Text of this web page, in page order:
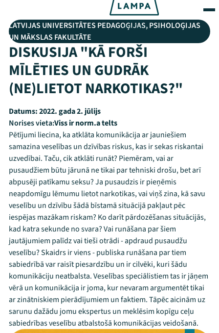
LATVIJAS UNIVERSITĀTES PEDAGOĢIJAS, PSIHOLOĢIJAS
UN MĀKSLAS FAKULTĀTE
DISKUSIJA "KĀ FORŠI
MĪLĒTIES UN GUDRĀK
(NE)LIETOT NARKOTIKAS?"
Datums:2022. gada 2. jūlijs
Norises vieta:Viss ir norm.a telts
Pētījumi liecina, ka atklāta komunikācija ar jauniešiem
samazina veselības un dzīvības riskus, kas ir sekas riskantai
uzvedībai. Taču, cik atklāti runāt? Piemēram, vai ar
pusaudžiem būtu jārunā ne tikai par tehniski drošu, bet arī
abpusēji patīkamu seksu? Ja pusaudzis ir pieņēmis
neapdomīgu lēmumu lietot narkotikas, vai viņš zina, kā savu
veselību un dzīvību šādā bīstamā situācijā pakļaut pēc
iespējas mazākam riskam? Ko darīt pārdozēšanas situācijās,
kad katra sekunde no svara? Vai runāšana par šiem
jautājumiem palīdz vai tieši otrādi - apdraud pusaudžu
veselību? Skaidrs ir viens - publiska runāšana par tiem
sabiedrībā var raisīt piesardzību un ir cilvēki, kuri šādu
komunikāciju neatbalsta. Veselības speciālistiem tas ir jāņem
vērā un komunikācija ir joma, kur nevaram argumentēt tikai
ar zinātniskiem pierādījumiem un faktiem. Tāpēc aicinām uz
sarunu dažādu jomu ekspertus un meklēsim kopīgu ceļu
sabiedrības veselību atbalstošā komunikācijas veidošanā.